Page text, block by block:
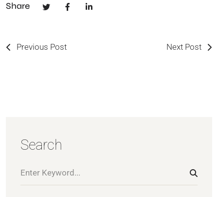
Share
Previous Post Next Post
Search